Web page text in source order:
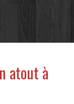
atout à